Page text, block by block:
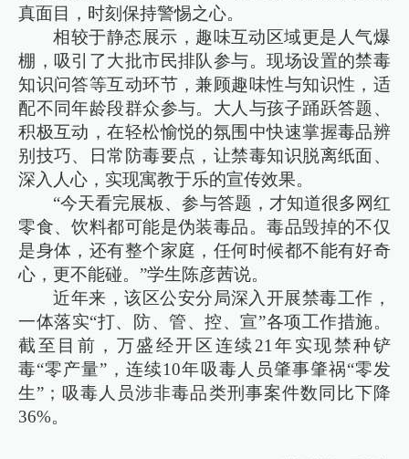
真面目，时刻保持警惕之心。
相较于静态展示，趣味互动区域更是人气爆
棚，吸引了大批市民排队参与。现场设置的禁毒
知识问答等互动环节，兼顾趣味性与知识性，适
配不同年龄段群众参与。大人与孩子踊跃答题、
积极互动，在轻松愉悦的氛围中快速掌握毒品辨
别技巧、日常防毒要点，让禁毒知识脱离纸面、
深入人心，实现寓教于乐的宣传效果。
“今天看完展板、参与答题，才知道很多网红
零食、饮料都可能是伪装毒品。毒品毁掉的不仅
是身体，还有整个家庭，任何时候都不能有好奇
心，更不能碰。”学生陈彦茜说。
近年来，该区公安分局深入开展禁毒工作，
一体落实“打、防、管、控、宣”各项工作措施。
截至目前，万盛经开区连续21年实现禁种铲
毒“零产量”，连续10年吸毒人员肇事肇祸“零发
生”；吸毒人员涉非毒品类刑事案件数同比下降
36%。